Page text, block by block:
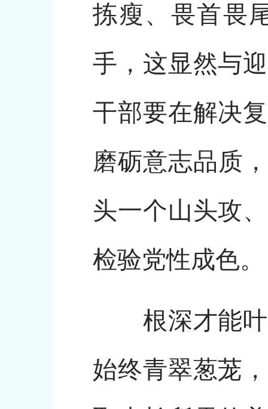
拣瘦、畏首畏
手，这显然与
干部要在解决
磨砺意志品质
头一个山头攻
检验党性成色。
根深才能叶
始终青翠葱茏